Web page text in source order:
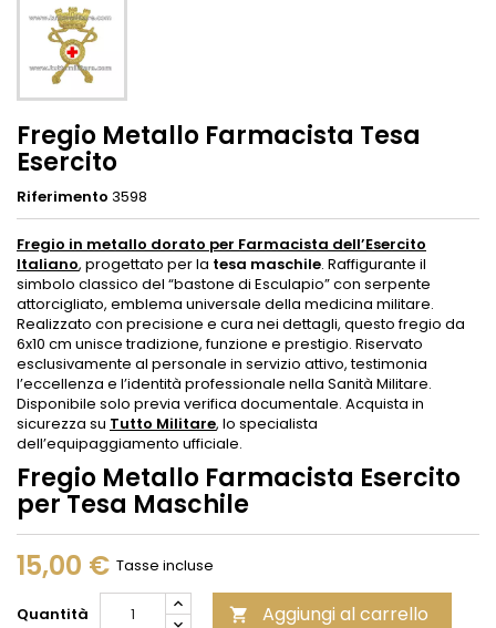
Fregio Metallo Farmacista Tesa
Esercito
Riferimento 3598
Fregio in metallo dorato per Farmacista dell’Esercito
Italiano, progettato per la tesa maschile. Raffigurante il
simbolo classico del “bastone di Esculapio” con serpente
attorcigliato, emblema universale della medicina militare.
Realizzato con precisione e cura nei dettagli, questo fregio da
6x10 cm unisce tradizione, funzione e prestigio. Riservato
esclusivamente al personale in servizio attivo, testimonia
l’eccellenza e l’identità professionale nella Sanità Militare.
Disponibile solo previa verifica documentale. Acquista in
sicurezza su Tutto Militare, lo specialista
dell’equipaggiamento ufficiale.
Fregio Metallo Farmacista Esercito
per Tesa Maschile
15,00 € Tasse incluse
Quantità  Aggiungi al carrello